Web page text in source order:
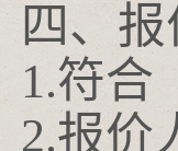
报
合《
价人